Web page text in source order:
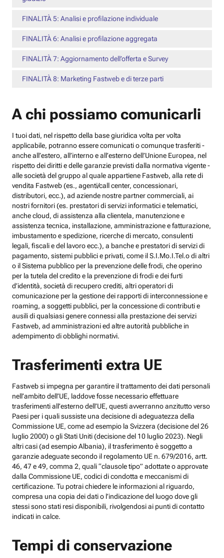
FINALITÀ 5: Analisi e profilazione individuale
FINALITÀ 6: Analisi e profilazione aggregata
FINALITÀ 7: Aggiornamento dell’offerta e Survey
FINALITÀ 8: Marketing Fastweb e di terze parti
A chi possiamo comunicarli
I tuoi dati, nel rispetto della base giuridica volta per volta
applicabile, potranno essere comunicati o comunque trasferiti -
anche all’estero, all’interno e all’esterno dell’Unione Europea, nel
rispetto dei diritti e delle garanzie previsti dalla normativa vigente -
alle società del gruppo al quale appartiene Fastweb, alla rete di
vendita Fastweb (es., agenti/call center, concessionari,
distributori, ecc.), ad aziende nostre partner commerciali, ai
nostri fornitori (es. prestatori di servizi informatici e telematici,
anche cloud, di assistenza alla clientela, manutenzione e
assistenza tecnica, installazione, amministrazione e fatturazione,
imbustamento e spedizione, ricerche di mercato, consulenti
legali, fiscali e del lavoro ecc.), a banche e prestatori di servizi di
pagamento, sistemi pubblici e privati, come il S.I.Mo.I.Tel.o di altri
o il Sistema pubblico per la prevenzione delle frodi, che operino
per la tutela del credito e la prevenzione di frodi e dei furti
d’identità, società di recupero crediti, altri operatori di
comunicazione per la gestione dei rapporti di interconnessione e
roaming, a soggetti pubblici, per la concessione di contributi e
ausili di qualsiasi genere connessi alla prestazione dei servizi
Fastweb, ad amministrazioni ed altre autorità pubbliche in
adempimento di obblighi normativi.
Trasferimenti extra UE
Fastweb si impegna per garantire il trattamento dei dati personali
nell’ambito dell’UE, laddove fosse necessario effettuare
trasferimenti all’esterno dell’UE, questi avverranno anzitutto verso
Paesi per i quali sussiste una decisione di adeguatezza della
Commissione UE, come ad esempio la Svizzera (decisione del 26
luglio 2000) o gli Stati Uniti (decisione del 10 luglio 2023). Negli
altri casi (ad esempio Albania), il trasferimento è soggetto a
garanzie adeguate secondo il regolamento UE n. 679/2016, artt.
46, 47 e 49, comma 2, quali “clausole tipo” adottate o approvate
dalla Commissione UE, codici di condotta e meccanismi di
certificazione. Tu potrai chiedere le informazioni al riguardo,
compresa una copia dei dati o l’indicazione del luogo dove gli
stessi sono stati resi disponibili, rivolgendosi ai punti di contatto
indicati in calce.
Tempi di conservazione